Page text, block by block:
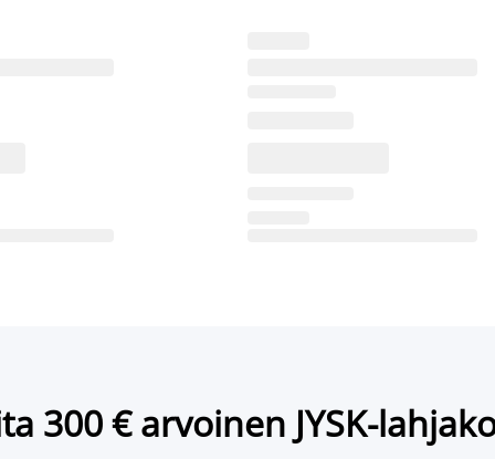
300 € arvoinen JYSK-